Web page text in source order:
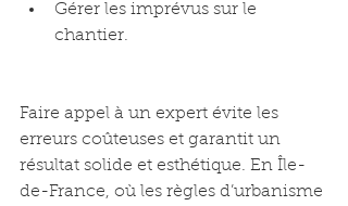
Gérer les imprévus sur le
chantier.
Faire appel à un expert évite les
erreurs coûteuses et garantit un
résultat solide et esthétique. En Île-
de-France, où les règles d’urbanisme